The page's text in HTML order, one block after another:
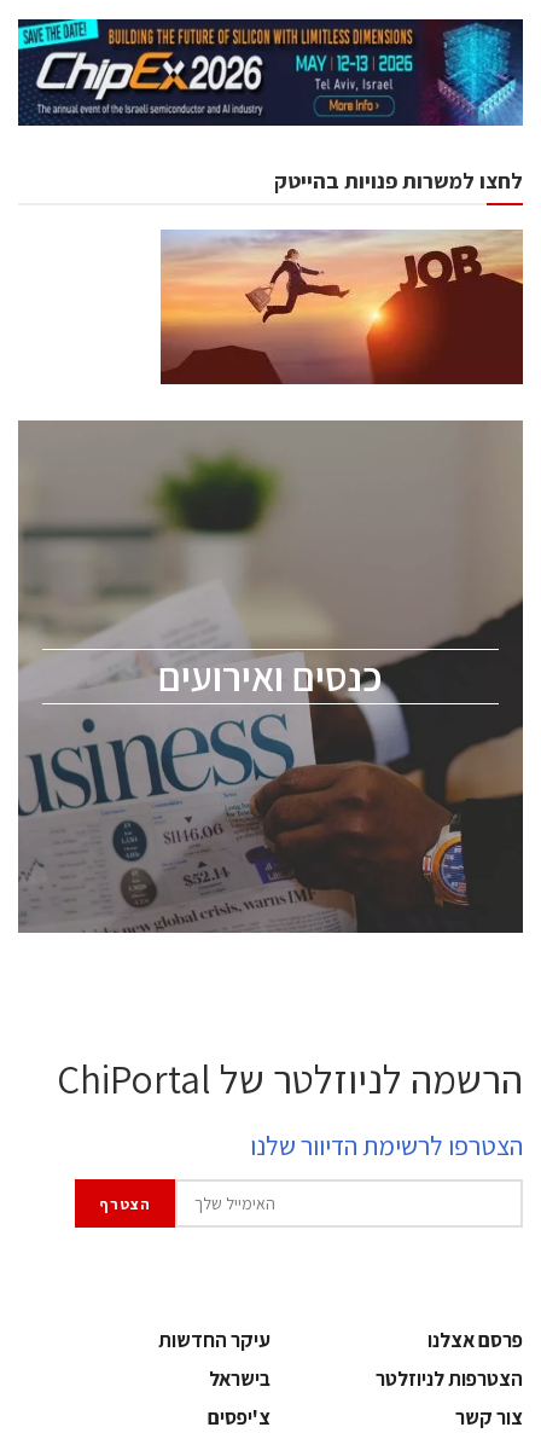
לחצו למשרות פנויות בהייטק
כנסים ואירועים
כנסים ואירועים
לכל העוסקים בתעשיית הסמיקונדקטור כולל מהנדסים,
ChipEx2026 will be held on May 12-13, 2026. The
conference is intended for everyone involved in the
semiconductor industry, including engineers,
professional experts, and senior executives.
לחץ לפרטים
הרשמה לניוזלטר של ChiPortal
הצטרפו לרשימת הדיוור שלנו
פרסם אצלנו
עיקר החדשות
הצטרפות לניוזלטר
בישראל
צור קשר
צ'יפסים